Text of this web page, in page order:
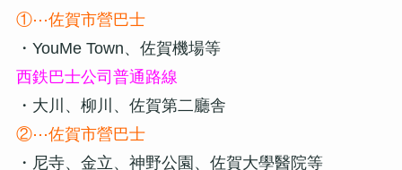
①⋯佐賀市營巴士
・YouMe Town、佐賀機場等
西鉄巴士公司普通路線
・大川、柳川、佐賀第二廳舎
②⋯佐賀市營巴士
・尼寺、金立、神野公園、佐賀大學醫院等